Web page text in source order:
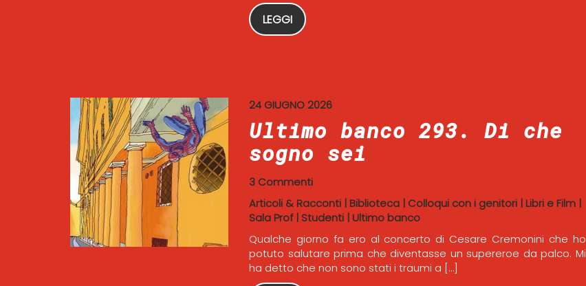
LEGGI
24 GIUGNO 2026
Ultimo banco 293. Di che
sogno sei
3 Commenti
Articoli & Racconti| Biblioteca| Colloqui con i genitori| Libri e Film|
Sala Prof| Studenti| Ultimo banco
Qualche giorno fa ero al concerto di Cesare Cremonini che ho
potuto salutare prima che diventasse un supereroe da palco. Mi
ha detto che non sono stati i traumi a […]